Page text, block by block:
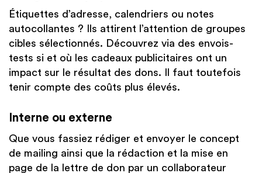
Étiquettes d’adresse, calendriers ou notes
autocollantes ? Ils attirent l’attention de groupes
cibles sélectionnés. Découvrez via des envois-
tests si et où les cadeaux publicitaires ont un
impact sur le résultat des dons. Il faut toutefois
tenir compte des coûts plus élevés.
Interne ou externe
Que vous fassiez rédiger et envoyer le concept
de mailing ainsi que la rédaction et la mise en
page de la lettre de don par un collaborateur